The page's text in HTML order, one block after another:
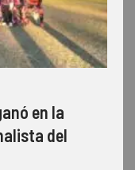
en la
del